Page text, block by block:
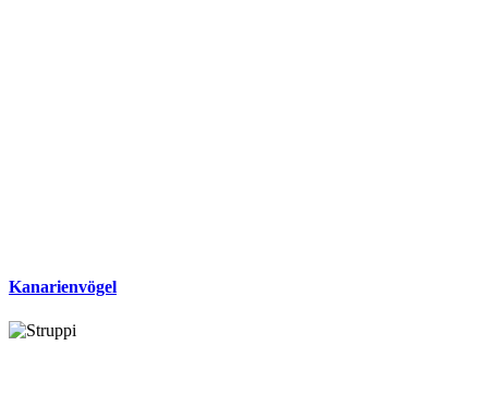
Kanarienvögel